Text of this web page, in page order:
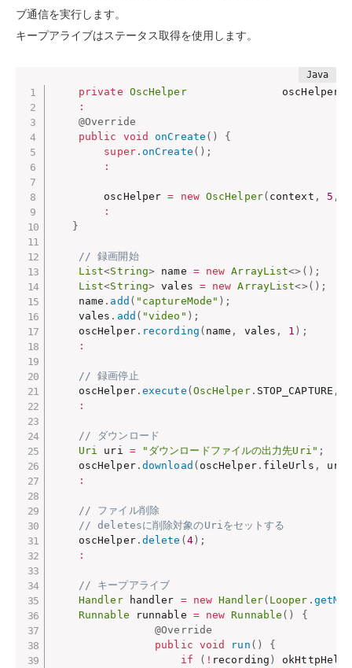
ブ通信を実行します。
キープアライブはステータス取得を使用します。
private OscHelper
               oscHelper
:
@Override
public
void onCreate ( )
{
super. onCreate ( ) ;
:
        oscHelper
= new OscHelper( context , 5 ,
:
}
// 録画開始
List<String> name = new ArrayList<> ( ) ;
List<String> vales = new ArrayList<>( ) ;
    name
. add ( "captureMode" ) ;
    vales
. add ( "video" ) ;
    oscHelper
. recording ( name , vales , 1 ) ;
:
// 録画停止
    oscHelper
. execute ( OscHelper. STOP_CAPTURE ,
:
// ダウンロード
Uri uri = "ダウンロードファイルの出力先Uri" ;
    oscHelper
. download ( oscHelper. fileUrls , uri
:
// ファイル削除
// deletesに削除対象のUriをセットする
    oscHelper
. delete ( 4) ;
:
// キープアライブ
Handler handler = new Handler( Looper .
Runnable runnable = new Runnable ( )
{
@Override
public void run ( )
{
if
( ! recording )